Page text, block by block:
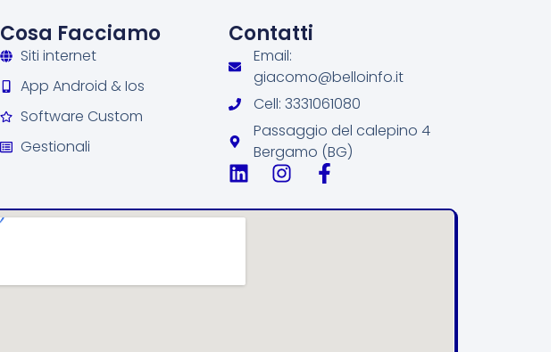
Cosa Facciamo
Siti internet
App Android & Ios
Software Custom
Gestionali
Contatti
Email:
giacomo@belloinfo.it
Cell: 3331061080
Passaggio del calepino 4
Bergamo (BG)